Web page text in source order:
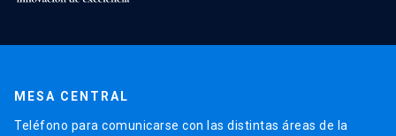
MESA CENTRAL
Teléfono para comunicarse con las distintas áreas de la